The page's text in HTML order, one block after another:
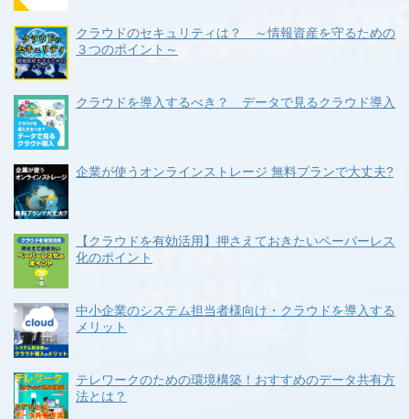
クラウドのセキュリティは？ ～情報資産を守るための
３つのポイント～
クラウドを導入するべき？ データで見るクラウド導入
企業が使うオンラインストレージ 無料プランで大丈夫?
【クラウドを有効活用】押さえておきたいペーパーレス
化のポイント
中小企業のシステム担当者様向け・クラウドを導入する
メリット
テレワークのための環境構築！おすすめのデータ共有方
法とは？